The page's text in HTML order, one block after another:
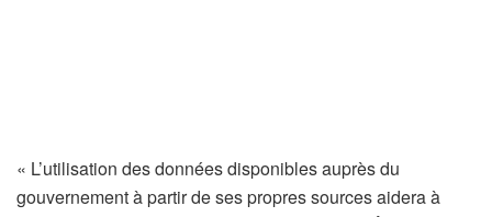
« L’utilisation des données disponibles auprès du
gouvernement à partir de ses propres sources aidera à